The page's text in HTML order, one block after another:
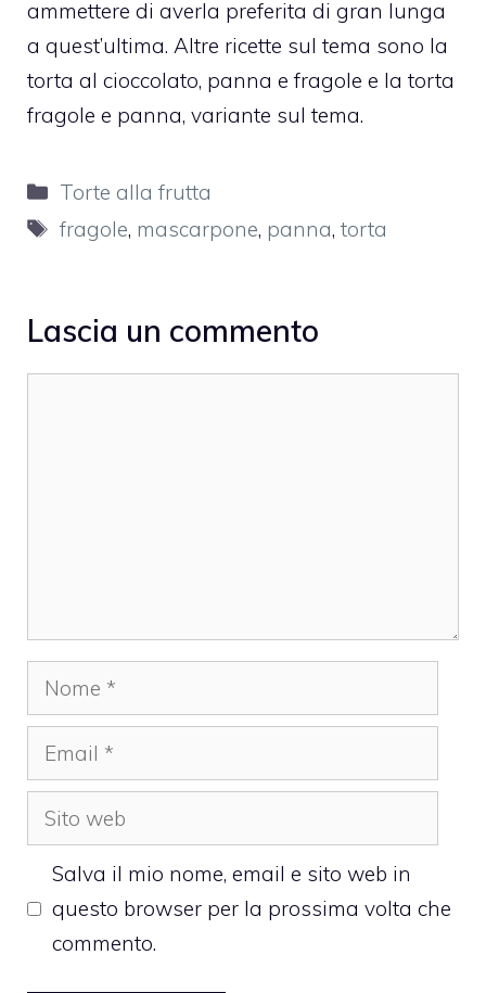
ammettere di averla preferita di gran lunga
a quest’ultima. Altre ricette sul tema sono la
torta al cioccolato, panna e fragole e la torta
fragole e panna, variante sul tema.
Categorie
Torte alla frutta
Tag
fragole, mascarpone, panna,torta
Lascia un commento
Nome
Email
Sito
web
Salva il mio nome, email e sito web in
questo browser per la prossima volta che
commento.